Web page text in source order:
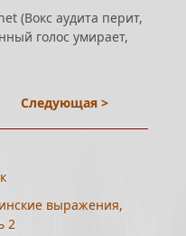
(Вокс аудита перит,
голос умирает,
Следующая >
выражения,
2